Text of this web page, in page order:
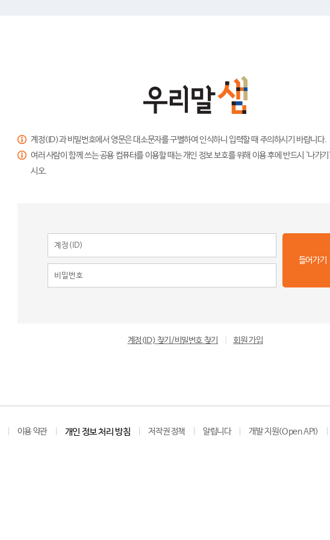
계정(ID)과 비밀번호에서 영문은 대소문자를 구별하여 인식하니 입력할 때 주의하시기 바랍니다.
여러 사람이 함께 쓰는 공용 컴퓨터를 이용할 때는 개인 정보 보호를 위해 이용 후에 반드시 '나가
시오.
들어가기
계정(ID) 찾기/비밀번호 찾기 회원 가입
이용 약관 개인 정보 처리 방침 저작권 정책 알립니다 개발 지원(Open API)